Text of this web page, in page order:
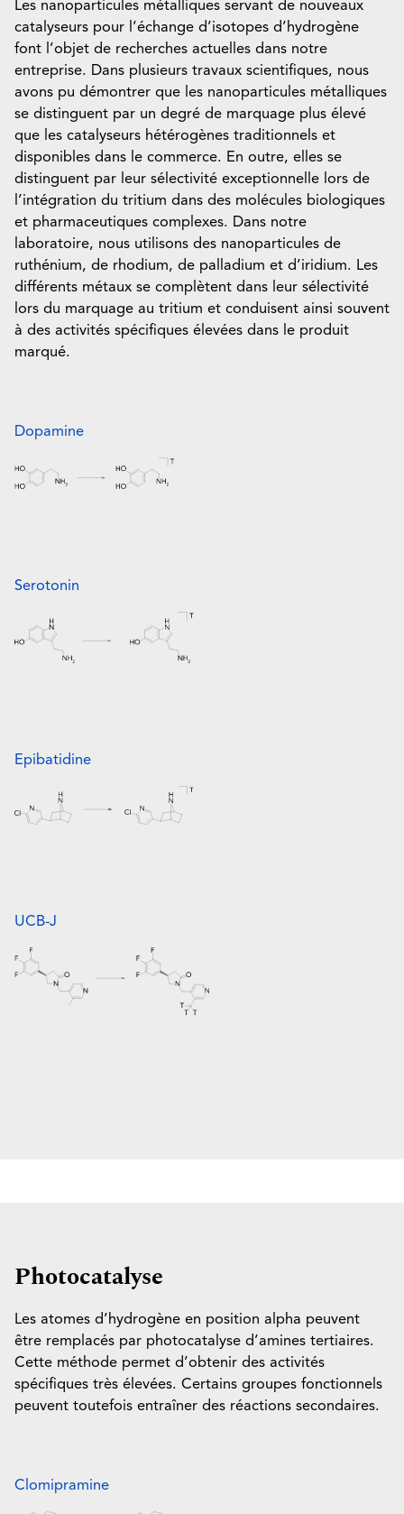
Les nanoparticules métalliques servant de nouveaux
catalyseurs pour l’échange d’isotopes d’hydrogène
font l’objet de recherches actuelles dans notre
entreprise. Dans plusieurs travaux scientifiques, nous
avons pu démontrer que les nanoparticules métalliques
se distinguent par un degré de marquage plus élevé
que les catalyseurs hétérogènes traditionnels et
disponibles dans le commerce. En outre, elles se
distinguent par leur sélectivité exceptionnelle lors de
l’intégration du tritium dans des molécules biologiques
et pharmaceutiques complexes. Dans notre
laboratoire, nous utilisons des nanoparticules de
ruthénium, de rhodium, de palladium et d’iridium. Les
différents métaux se complètent dans leur sélectivité
lors du marquage au tritium et conduisent ainsi souvent
à des activités spécifiques élevées dans le produit
marqué.
Dopamine
Serotonin
Epibatidine
UCB-J
Photocatalyse
Les atomes d’hydrogène en position alpha peuvent
être remplacés par photocatalyse d’amines tertiaires.
Cette méthode permet d’obtenir des activités
spécifiques très élevées. Certains groupes fonctionnels
peuvent toutefois entraîner des réactions secondaires.
Clomipramine